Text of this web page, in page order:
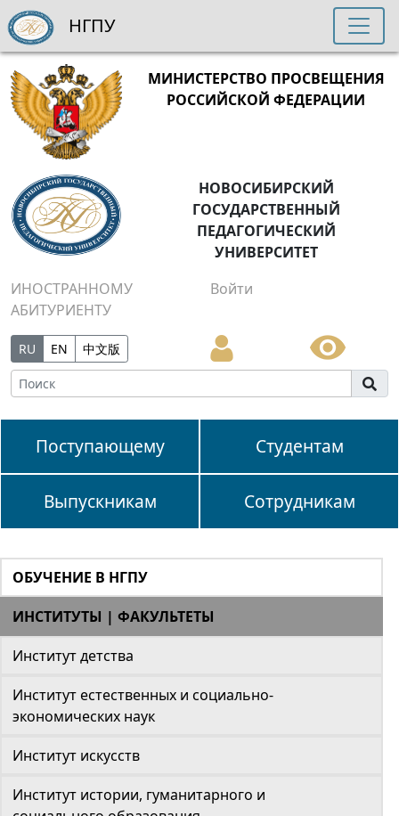
МИНИСТЕРСТВО ПРОСВЕЩЕНИЯ
РОССИЙСКОЙ ФЕДЕРАЦИИ
НОВОСИБИРСКИЙ
ГОСУДАРСТВЕННЫЙ
ПЕДАГОГИЧЕСКИЙ
УНИВЕРСИТЕТ
ИНОСТРАННОМУ
АБИТУРИЕНТУ
Войти
RU EN 中文版
Поступающему Студентам
Выпускникам Сотрудникам
НГПУ
ОБУЧЕНИЕ В НГПУ
ИНСТИТУТЫ | ФАКУЛЬТЕТЫ
Институт детства
Институт естественных и социально-
экономических наук
Институт искусств
Институт истории, гуманитарного и